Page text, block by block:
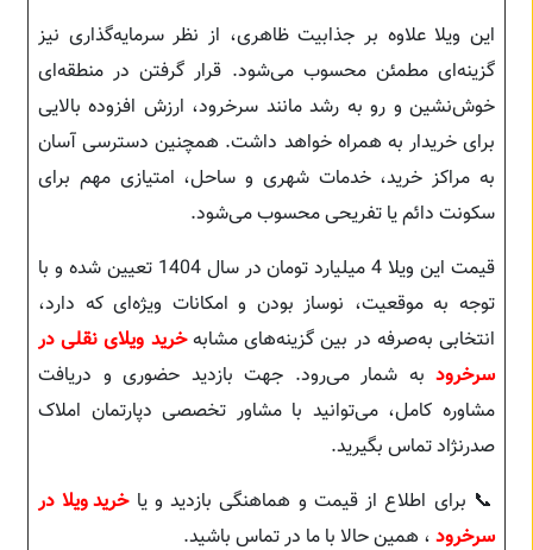
این ویلا علاوه بر جذابیت ظاهری، از نظر سرمایه‌گذاری نیز
گزینه‌ای مطمئن محسوب می‌شود. قرار گرفتن در منطقه‌ای
خوش‌نشین و رو به رشد مانند سرخرود، ارزش افزوده بالایی
برای خریدار به همراه خواهد داشت. همچنین دسترسی آسان
به مراکز خرید، خدمات شهری و ساحل، امتیازی مهم برای
سکونت دائم یا تفریحی محسوب می‌شود.
قیمت این ویلا 4 میلیارد تومان در سال 1404 تعیین شده و با
توجه به موقعیت، نوساز بودن و امکانات ویژه‌ای که دارد،
انتخابی به‌صرفه در بین گزینه‌های مشابهخرید ویلای نقلی در
سرخرود به شمار می‌رود. جهت بازدید حضوری و دریافت
مشاوره کامل، می‌توانید با مشاور تخصصی دپارتمان املاک
صدرنژاد تماس بگیرید.
📞 برای اطلاع از قیمت و هماهنگی بازدید و یاخرید ویلا در
سرخرود ، همین حالا با ما در تماس باشید.